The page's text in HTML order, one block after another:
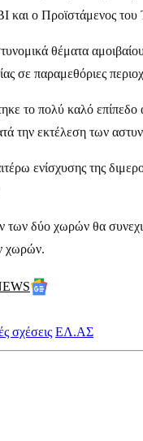
ο Προϊστάμενος
θέματα
σε παραμεθόριες
το πολύ καλό
την εκτέλεση των
ενίσχυσης της
δύο χωρών θα
χωρών.
σχέσεις ΕΛ.ΑΣ